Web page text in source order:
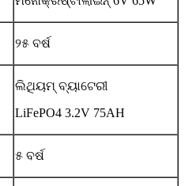
୨୫ ବର୍ଷ
ଲିଥିୟମ୍ ବ୍ୟାଟେରୀ
LiFePO4 3.2V 75AH
୫ ବର୍ଷ